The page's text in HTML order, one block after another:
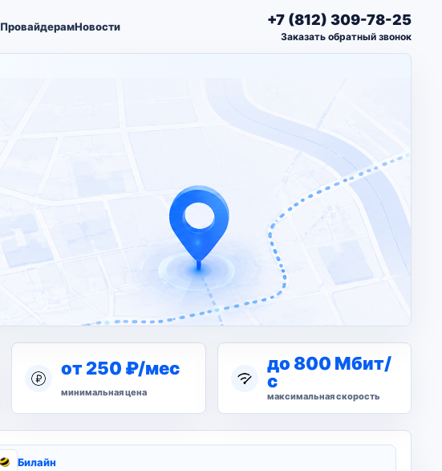
ПровайдерамНовости +7 (812) 309-78-25
Заказать обратный звонок
от 250 ₽/мес
минимальная цена
до 800 Мбит/
с
максимальная скорость
Билайн